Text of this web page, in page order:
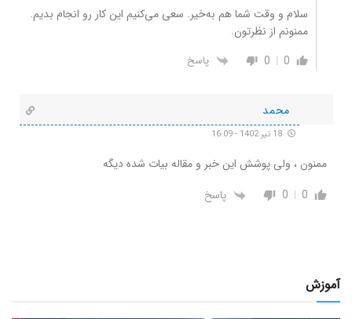
سلام و وقت شما هم به‌خیر. سعی می‌کنیم این کار رو انجام بدیم.
ممنونم از نظرتون.
0
0 پاسخ
محمد
ممنون ، ولی پوشش این خبر و مقاله بیات شده دیگه
0
0 پاسخ
آموزش